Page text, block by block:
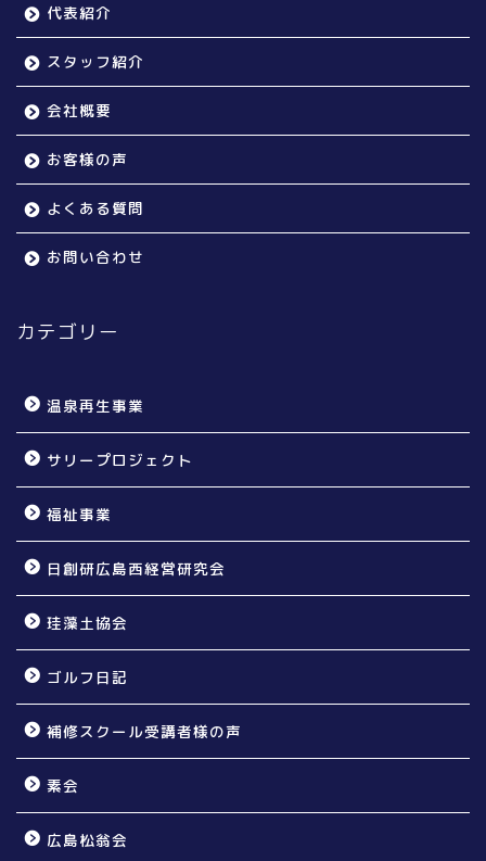
代表紹介
スタッフ紹介
会社概要
お客様の声
よくある質問
お問い合わせ
カテゴリー
温泉再生事業
サリープロジェクト
福祉事業
日創研広島西経営研究会
珪藻土協会
ゴルフ日記
補修スクール受講者様の声
素会
広島松翁会